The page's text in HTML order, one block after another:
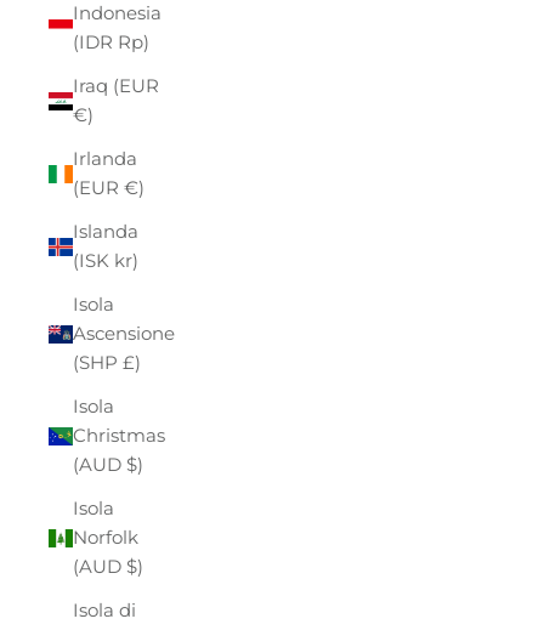
Indonesia
(IDR Rp)
Iraq (EUR
€)
Irlanda
(EUR €)
Islanda
(ISK kr)
Isola
Ascensione
(SHP £)
Isola
Christmas
(AUD $)
Isola
Norfolk
(AUD $)
Isola di